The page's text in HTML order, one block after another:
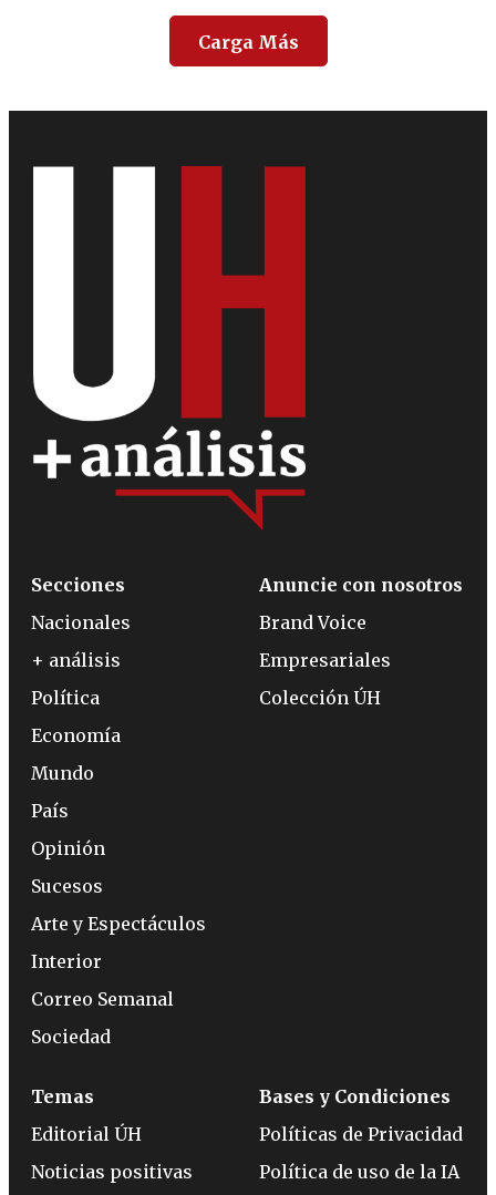
Carga Más
Secciones
Nacionales
+ análisis
Política
Economía
Mundo
País
Opinión
Sucesos
Arte y Espectáculos
Interior
Correo Semanal
Sociedad
Anuncie con nosotros
Brand Voice
Empresariales
Colección ÚH
Temas
Editorial ÚH
Noticias positivas
Bases y Condiciones
Políticas de Privacidad
Política de uso de la IA